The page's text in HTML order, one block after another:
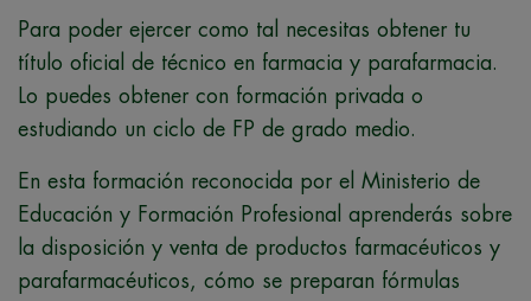
Para poder ejercer como tal necesitas obtener tu
título oficial de técnico en farmacia y parafarmacia.
Lo puedes obtener con formación privada o
estudiando un ciclo de FP de grado medio.
En esta formación reconocida por el Ministerio de
Educación y Formación Profesional aprenderás sobre
la disposición y venta de productos farmacéuticos y
parafarmacéuticos, cómo se preparan fórmulas